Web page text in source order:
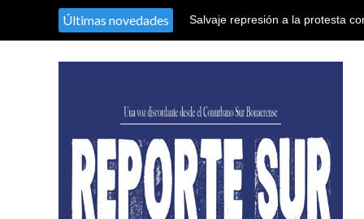
Últimas novedades
Salvaje represión a la protesta
El nieto recuperado N° 128